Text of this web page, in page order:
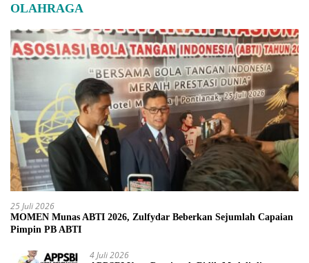
OLAHRAGA
25 Juli 2026
MOMEN Munas ABTI 2026, Zulfydar Beberkan Sejumlah Capaian
Pimpin PB ABTI
4 Juli 2026